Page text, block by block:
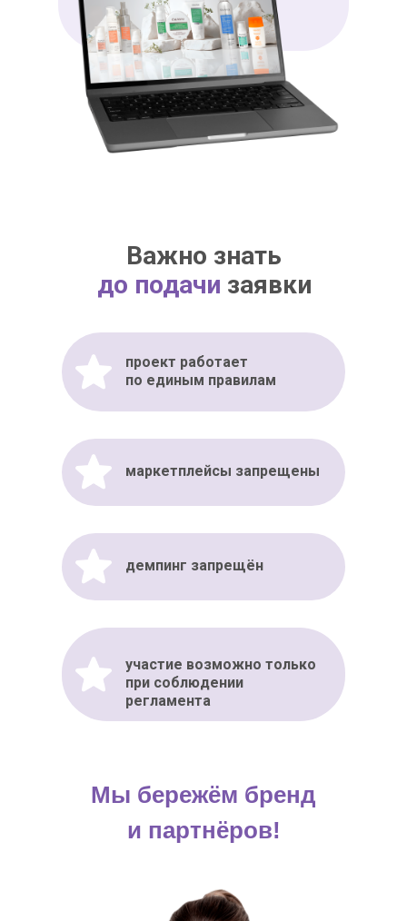
проект работает
по единым правилам
маркетплейсы запрещены
демпинг запрещён
участие возможно только
при соблюдении
регламента
Важно знать
до подачи заявки
Мы бережём бренд
и партнёров!